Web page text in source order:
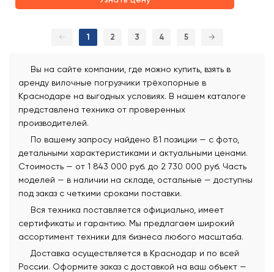
← 1 2 3 4 5 →
Вы на сайте компании, где можно купить, взять в
аренду вилочные погрузчики трёхопорные в
Краснодаре на выгодных условиях. В нашем каталоге
представлена техника от проверенных
производителей.
По вашему запросу найдено 81 позиции — с фото,
детальными характеристиками и актуальными ценами.
Стоимость — от 1 843 000 руб. до 2 730 000 руб. Часть
моделей — в наличии на складе, остальные — доступны
под заказ с четкими сроками поставки.
Вся техника поставляется официально, имеет
сертификаты и гарантию. Мы предлагаем широкий
ассортимент техники для бизнеса любого масштаба.
Доставка осуществляется в Краснодар и по всей
России. Оформите заказ с доставкой на ваш объект —